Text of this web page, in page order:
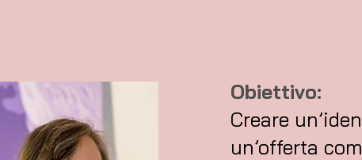
Obiettivo:
Creare
un’offerta